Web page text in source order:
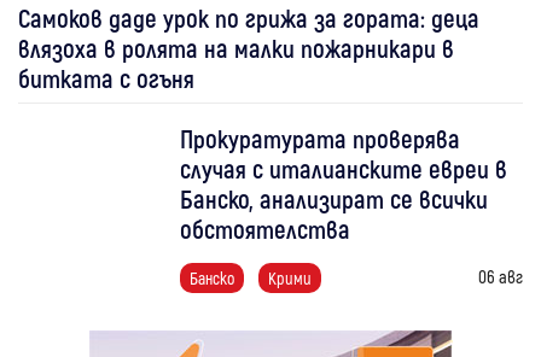
Самоков даде урок по грижа за гората: деца
влязоха в ролята на малки пожарникари в
битката с огъня
Прокуратурата проверява
случая с италианските евреи в
Банско, анализират се всички
обстоятелства
Банско Крими 06 авг